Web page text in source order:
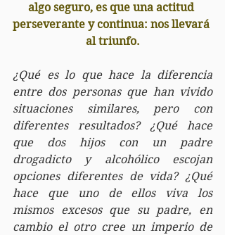
algo seguro, es que una actitud
perseverante y continua: nos llevará
al triunfo.
¿Qué es lo que hace la diferencia
entre dos personas que han vivido
situaciones similares, pero con
diferentes resultados? ¿Qué hace
que dos hijos con un padre
drogadicto y alcohólico escojan
opciones diferentes de vida? ¿Qué
hace que uno de ellos viva los
mismos excesos que su padre, en
cambio el otro cree un imperio de